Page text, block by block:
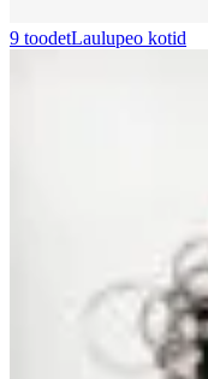
9 toodetLaulupeo kotid